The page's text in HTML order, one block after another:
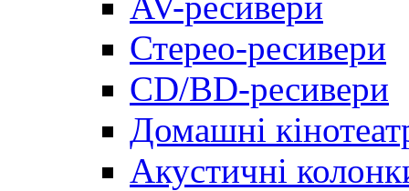
Стерео-ресивери
CD/BD-ресивери
Домашні
Акустичні